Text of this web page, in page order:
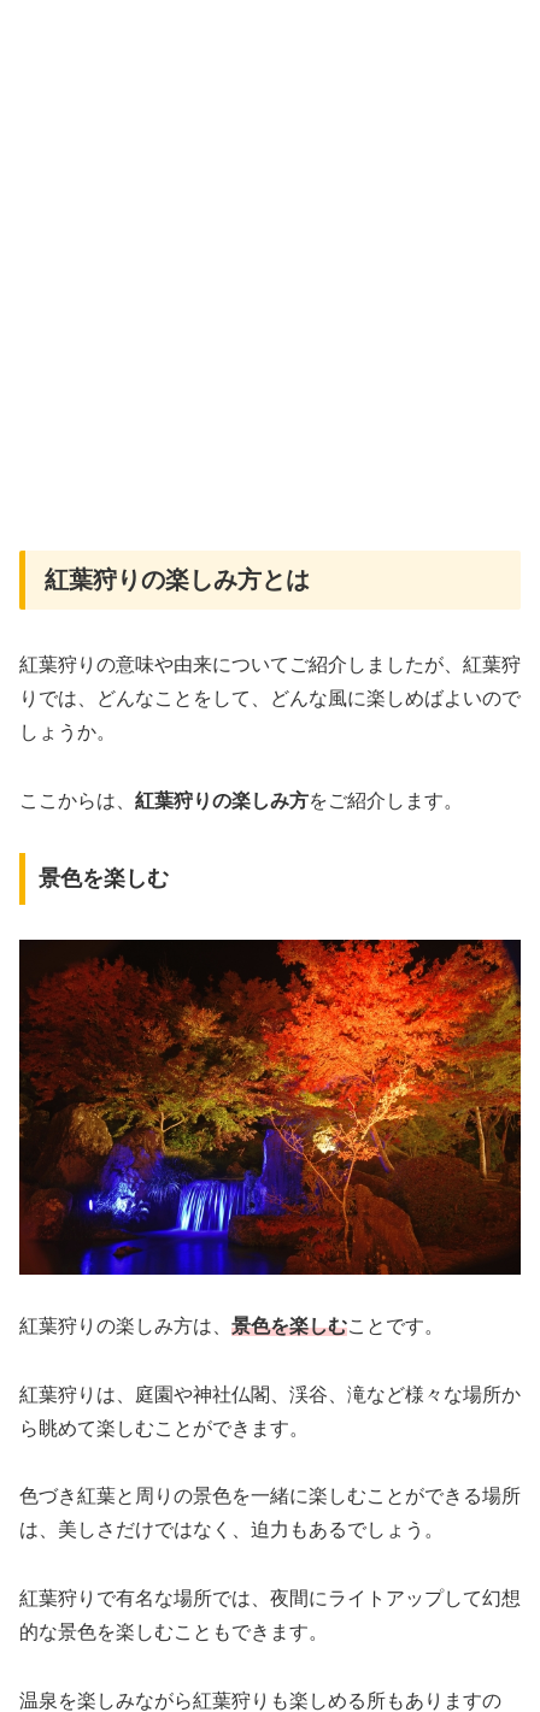
紅葉狩りの楽しみ方とは
紅葉狩りの意味や由来についてご紹介しましたが、紅葉狩
りでは、どんなことをして、どんな風に楽しめばよいので
しょうか。
ここからは、 紅葉狩りの楽しみ方をご紹介します。
景色を楽しむ
紅葉狩りの楽しみ方は、 景色を楽しむことです。
紅葉狩りは、庭園や神社仏閣、渓谷、滝など様々な場所か
ら眺めて楽しむことができます。
色づき紅葉と周りの景色を一緒に楽しむことができる場所
は、美しさだけではなく、迫力もあるでしょう。
紅葉狩りで有名な場所では、夜間にライトアップして幻想
的な景色を楽しむこともできます。
温泉を楽しみながら紅葉狩りも楽しめる所もありますの